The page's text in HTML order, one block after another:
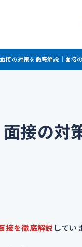
接の対策を徹底解説｜面接
接の対
接を徹底解説 してい